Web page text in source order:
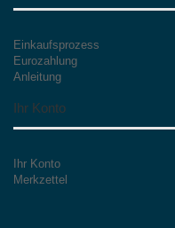
Einkaufsprozess
Eurozahlung
Anleitung
Ihr Konto
Ihr Konto
Merkzettel